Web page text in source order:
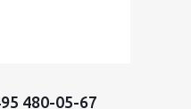
480-05-67